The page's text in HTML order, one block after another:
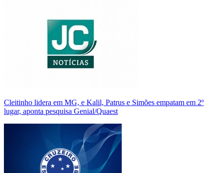
Cleitinho lidera em MG, e Kalil, Patrus e Simões empatam em 2º
lugar, aponta pesquisa Genial/Quaest